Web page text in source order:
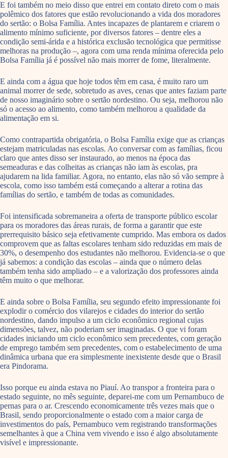
E foi também no meio disso que entrei em contato direto com o mais
polêmico dos fatores que estão revolucionando a vida dos moradores
do sertão: o Bolsa Família. Antes incapazes de plantarem e criarem o
alimento mínimo suficiente, por diversos fatores – dentre eles a
condição semi-árida e a histórica exclusão tecnológica que permitisse
melhoras na produção –, agora com uma renda mínima oferecida pelo
Bolsa Família já é possível não mais morrer de fome, literalmente.
E ainda com a água que hoje todos têm em casa, é muito raro um
animal morrer de sede, sobretudo as aves, cenas que antes faziam parte
de nosso imaginário sobre o sertão nordestino. Ou seja, melhorou não
só o acesso ao alimento, como também melhorou a qualidade da
alimentação em si.
Como contrapartida obrigatória, o Bolsa Família exige que as crianças
estejam matriculadas nas escolas. Ao conversar com as famílias, ficou
claro que antes disso ser instaurado, ao menos na época das
semeaduras e das colheitas as crianças não iam às escolas, pra
ajudarem na lida familiar. Agora, no entanto, elas não só vão sempre à
escola, como isso também está começando a alterar a rotina das
famílias do sertão, e também de todas as comunidades.
Foi intensificada sobremaneira a oferta de transporte público escolar
para os moradores das áreas rurais, de forma a garantir que este
prerrequisito básico seja efetivamente cumprido. Mas embora os dados
comprovem que as faltas escolares tenham sido reduzidas em mais de
30%, o desempenho dos estudantes não melhorou. Evidencia-se o que
já sabemos: a condição das escolas – ainda que o número delas
também tenha sido ampliado – e a valorização dos professores ainda
têm muito o que melhorar.
E ainda sobre o Bolsa Família, seu segundo efeito impressionante foi
explodir o comércio dos vilarejos e cidades do interior do sertão
nordestino, dando impulso a um ciclo econômico regional cujas
dimensões, talvez, não poderiam ser imaginadas. O que vi foram
cidades iniciando um ciclo econômico sem precedentes, com geração
de emprego também sem precedentes, com o estabelecimento de uma
dinâmica urbana que era simplesmente inexistente desde que o Brasil
era Pindorama.
Isso porque eu ainda estava no Piauí. Ao transpor a fronteira para o
estado seguinte, no mês seguinte, deparei-me com um Pernambuco de
pernas para o ar. Crescendo economicamente três vezes mais que o
Brasil, sendo proporcionalmente o estado com a maior carga de
investimentos do país, Pernambuco vem registrando transformações
semelhantes à que a China vem vivendo e isso é algo absolutamente
visível e impressionante.